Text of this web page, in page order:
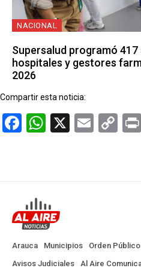
NACIONAL
Supersalud programó 417
hospitales y gestores
2026
Compartir esta noticia:
Facebook
WhatsApp
X Email
Arauca Municipios Orden Público
Avisos Judiciales
Al Aire